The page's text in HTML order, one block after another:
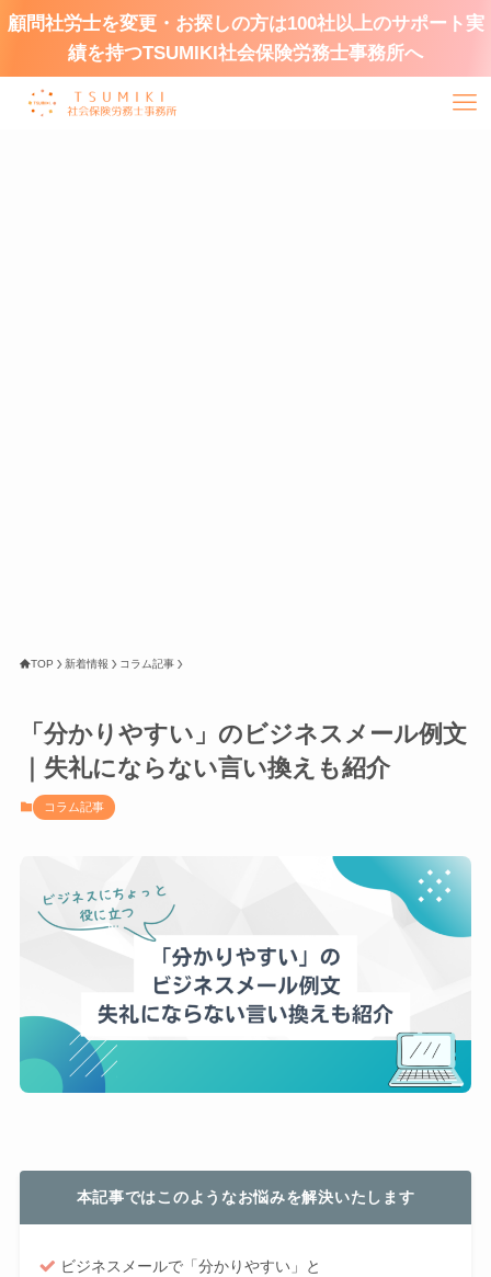
顧問社労士を変更・お探しの方は100社以上のサポート実
績を持つTSUMIKI社会保険労務士事務所へ
TOP 新着情報 コラム記事
「分かりやすい」のビジネスメール例文
｜失礼にならない言い換えも紹介
コラム記事
本記事ではこのようなお悩みを解決いたします
ビジネスメールで「分かりやすい」と